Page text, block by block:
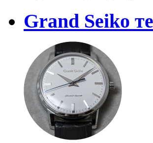
Grand Seiko